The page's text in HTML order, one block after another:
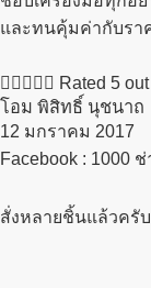
และทนคุ้มค่ากับรา
     Rated 5
โอม พิสิทธิ์ นุชนาถ
12 มกราคม 2017​
Facebook : 1000 ช่
สั่งหลายชิ้นแล้วครั